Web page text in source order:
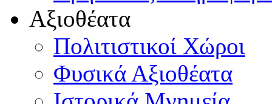
Αξιοθέατα
Πολιτιστικοί Χώροι
Φυσικά Αξιοθέατα